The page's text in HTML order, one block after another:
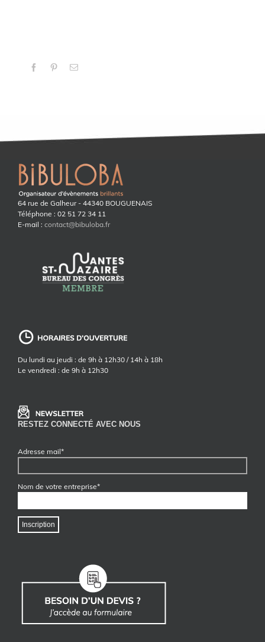
FacebookPinterestEmail
64 rue de Galheur - 44340 BOUGUENAIS
Téléphone : 02 51 72 34 11
E-mail : contact@bibuloba.fr
Du lundi au jeudi : de 9h à 12h30 / 14h à 18h
Le vendredi : de 9h à 12h30
RESTEZ CONNECTÉ AVEC NOUS
Adresse mail*
Nom de votre entreprise*